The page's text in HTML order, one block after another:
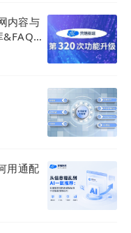
好初步交流的准
业深度利用全渠道
用户数据，对各种
、用户偏好、生命
内容与
接
用通配